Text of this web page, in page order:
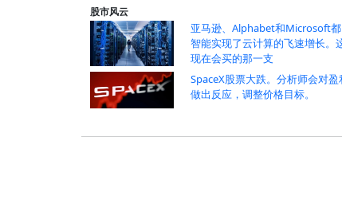
股市风云
亚马逊、Alphabet和Microsoft
智能实现了云计算的飞速增长。
现在会买的那一支
SpaceX股票大跌。分析师会对盈
做出反应，调整价格目标。